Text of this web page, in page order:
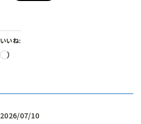
いいね:
読
2026/07/10